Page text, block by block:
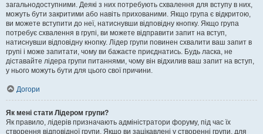
загальнодоступними. Деякі з них потребують схвалення для вступу в них,
можуть бути закритими або навіть прихованими. Якщо група є відкритою,
ви можете вступити до неї, натиснувши відповідну кнопку. Якщо група
потребує схвалення в групі, ви можете відправити запит на вступ,
натиснувши відповідну кнопку. Лідер групи повинен схвалити ваш запит в
групі і може запитати, чому ви бажаєте приєднатись. Будь ласка, не
діставайте лідера групи питаннями, чому він відхилив ваш запит на вступ,
у нього можуть бути для цього свої причини.
Догори
Як мені стати Лідером групи?
Як правило, лідерів призначають адміністратори форуму, під час їх
створення відповідної групи. Якщо ви зацікавлені у створенні групи, для